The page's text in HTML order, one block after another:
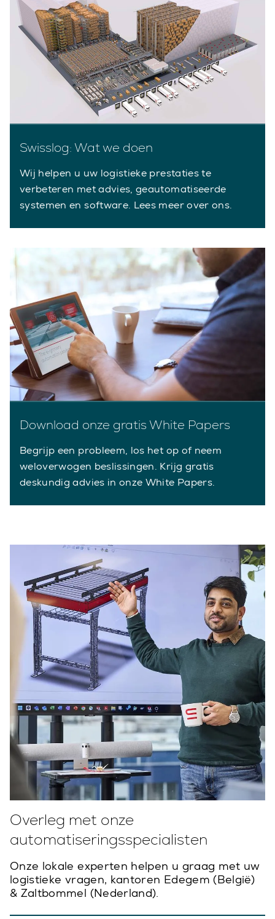
Swisslog: Wat we doen
Wij helpen u uw logistieke prestaties te
verbeteren met advies, geautomatiseerde
systemen en software. Lees meer over ons.
Download onze gratis White Papers
Begrijp een probleem, los het op of neem
weloverwogen beslissingen. Krijg gratis
deskundig advies in onze White Papers.
Overleg met onze
automatiseringsspecialisten
Onze lokale experten helpen u graag met uw
logistieke vragen, kantoren Edegem (België)
& Zaltbommel (Nederland).